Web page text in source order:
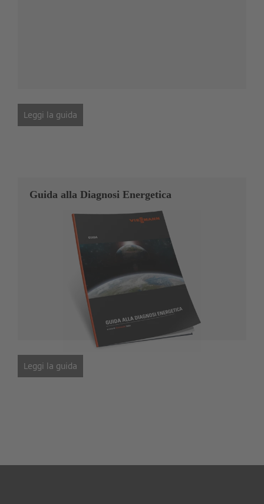
Leggi la guida
Guida alla Diagnosi Energetica
Leggi la guida